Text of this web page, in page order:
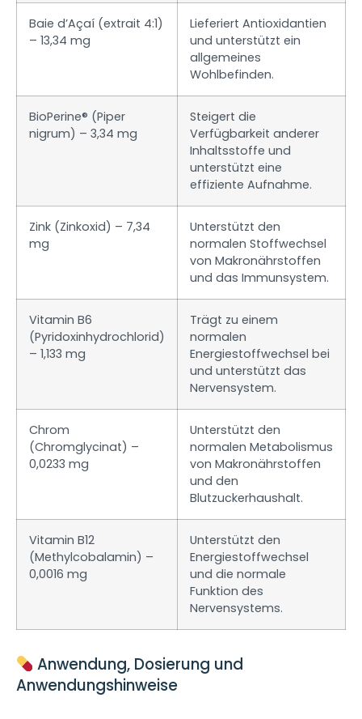
Baie d’Açaí (extrait 4:1)
– 13,34 mg
Lieferiert Antioxidantien
und unterstützt ein
allgemeines
Wohlbefinden.
BioPerine® (Piper
nigrum) – 3,34 mg
Steigert die
Verfügbarkeit anderer
Inhaltsstoffe und
unterstützt eine
effiziente Aufnahme.
Zink (Zinkoxid) – 7,34
mg
Unterstützt den
normalen Stoffwechsel
von Makronährstoffen
und das Immunsystem.
Vitamin B6
(Pyridoxinhydrochlorid)
– 1,133 mg
Trägt zu einem
normalen
Energiestoffwechsel bei
und unterstützt das
Nervensystem.
Chrom
(Chromglycinat) –
0,0233 mg
Unterstützt den
normalen Metabolismus
von Makronährstoffen
und den
Blutzuckerhaushalt.
Vitamin B12
(Methylcobalamin) –
0,0016 mg
Unterstützt den
Energiestoffwechsel
und die normale
Funktion des
Nervensystems.
Anwendung, Dosierung und
Anwendungshinweise